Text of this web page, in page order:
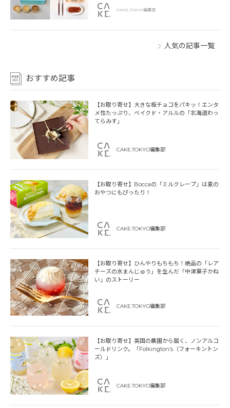
CAKE.TOKYO編集部
人気の記事一覧
おすすめ記事
【お取り寄せ】大きな板チョコをパキッ！エンタ
メ性たっぷり、ベイクド・アルルの「北海道わっ
てらみす」
CAKE.TOKYO編集部
【お取り寄せ】Boccaの「ミルクレープ」は夏の
おやつにもぴったり！
CAKE.TOKYO編集部
【お取り寄せ】ひんやりもちもち！絶品の「レア
チーズの水まんじゅう」を生んだ「中津菓子かね
い」のストーリー
CAKE.TOKYO編集部
【お取り寄せ】英国の農園から届く、ノンアルコ
ールドリンク。「Folkington’s（フォーキントン
ズ）」
CAKE.TOKYO編集部